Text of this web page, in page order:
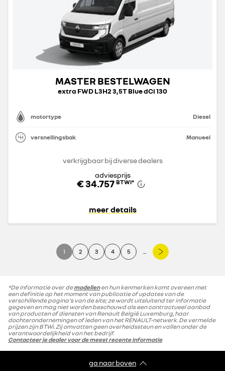
MASTER BESTELWAGEN
extra FWD L3H2 3,5T Blue dCi 130
motortype Diesel
versnellingsbak Manueel
verkrijgbaar bij diverse dealers
adviesprijs
€ 34.757 BTWi*
meer details
1 2 3 4 5
*De informatie over demodellenen hun kenmerken komt overeen met
een definitie op het moment van publicatie of updates van de
verschillende pagina's van de site; ze wordt uitsluitend ter informatie
gegeven en mag niet worden beschouwd als een contractueel aanbod
van producten of diensten van Renault België Luxemburg, haar
dochterondernemingen of leden van het RENAULT-netwerk. De vermelde
prijzen zijn BTWi. Zij omvatten geen overheidssteun en vallen onder de
verantwoordelijkheid van het bedrijf.
Contacteer je dealer voor de meest recente informatie
ga naar boven